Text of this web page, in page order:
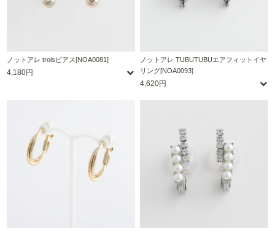
ノットアレ troisピアス[NOA0081]
4,180円
ノットアレ TUBUTUBUエアフィットイヤ
リング[NOA0093]
4,620円